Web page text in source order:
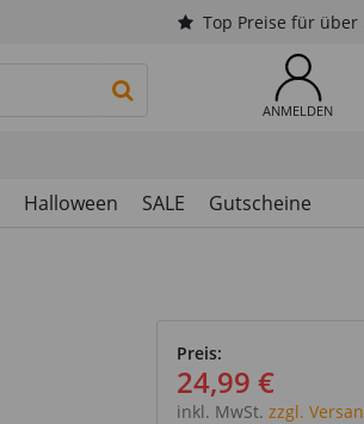
Top Preise für über
ANMELDEN
PRODUKTSUCHE STARTEN
Halloween SALE Gutscheine
Preis:
24,99 €
inkl. MwSt. zzgl.